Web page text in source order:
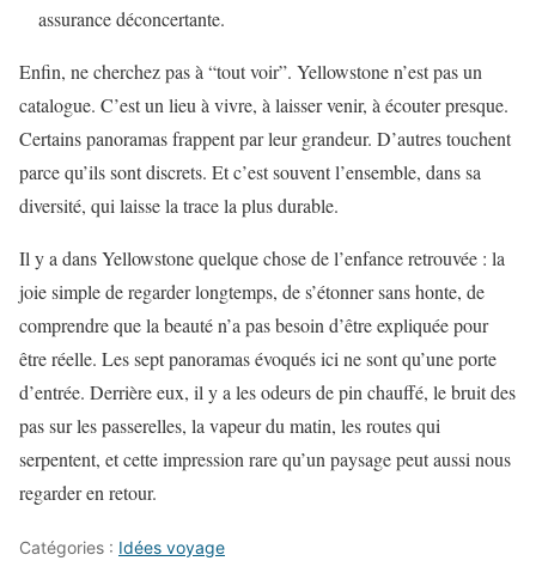
assurance déconcertante.
Enfin, ne cherchez pas à “tout voir”. Yellowstone n’est pas un
catalogue. C’est un lieu à vivre, à laisser venir, à écouter presque.
Certains panoramas frappent par leur grandeur. D’autres touchent
parce qu’ils sont discrets. Et c’est souvent l’ensemble, dans sa
diversité, qui laisse la trace la plus durable.
Il y a dans Yellowstone quelque chose de l’enfance retrouvée : la
joie simple de regarder longtemps, de s’étonner sans honte, de
comprendre que la beauté n’a pas besoin d’être expliquée pour
être réelle. Les sept panoramas évoqués ici ne sont qu’une porte
d’entrée. Derrière eux, il y a les odeurs de pin chauffé, le bruit des
pas sur les passerelles, la vapeur du matin, les routes qui
serpentent, et cette impression rare qu’un paysage peut aussi nous
regarder en retour.
Catégories : Idées voyage